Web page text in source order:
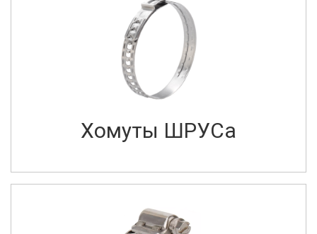
Хомуты ШРУСа